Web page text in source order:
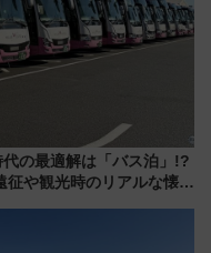
の最適解は「バス泊」!?
や観光時のリアルな懐事